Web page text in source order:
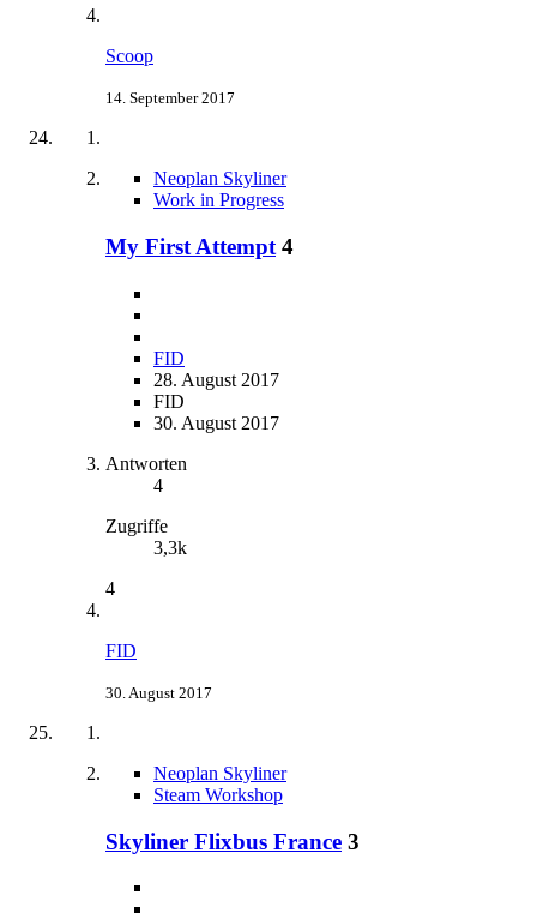
Scoop
14. September 2017
Neoplan Skyliner
Work in Progress
My First Attempt 4
FID
28. August 2017
FID
30. August 2017
Antworten
4
Zugriffe
3,3k
4
FID
30. August 2017
Neoplan Skyliner
Steam Workshop
Skyliner Flixbus France 3